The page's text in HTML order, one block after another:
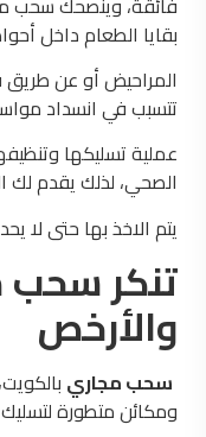
بقايا الطعام داخل
المراحيض أو عن طريق
تتسبب في انسداد
عملية تسليكها
الصحي، لذلك يقدم لك
يتم الاخذ بها حتى لا
تنكر سحب
والأرخص
سحب مجاريبالكويت،
ومكائن متطورة لتسليك